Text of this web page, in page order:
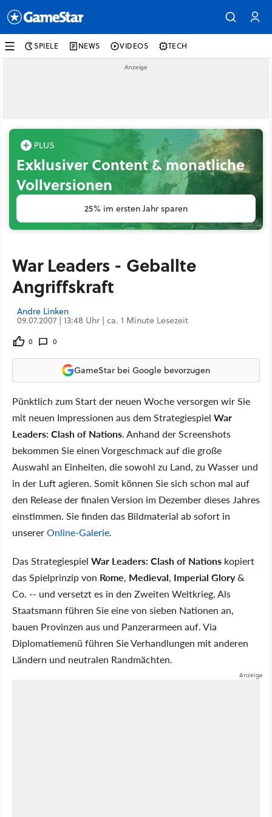
SPIELE NEWS VIDEOS TECH
Exklusiver Content & monatliche
Vollversionen
25% im ersten Jahr sparen
War Leaders - Geballte
Angriffskraft
Andre Linken
09.07.2007 | 13:48 Uhr | ca. 1 Minute Lesezeit
0 0
GameStar bei Google bevorzugen
Pünktlich zum Start der neuen Woche versorgen wir Sie
mit neuen Impressionen aus dem Strategiespiel War
Leaders: Clash of Nations. Anhand der Screenshots
bekommen Sie einen Vorgeschmack auf die große
Auswahl an Einheiten, die sowohl zu Land, zu Wasser und
in der Luft agieren. Somit können Sie sich schon mal auf
den Release der finalen Version im Dezember dieses Jahres
einstimmen. Sie finden das Bildmaterial ab sofort in
unsererOnline-Galerie.
Das Strategiespiel War Leaders: Clash of Nations kopiert
das Spielprinzip von Rome, Medieval, Imperial Glory&
Co. -- und versetzt es in den Zweiten Weltkrieg. Als
Staatsmann führen Sie eine von sieben Nationen an,
bauen Provinzen aus und Panzerarmeen auf. Via
Diplomatiemenü führen Sie Verhandlungen mit anderen
Ländern und neutralen Randmächten.